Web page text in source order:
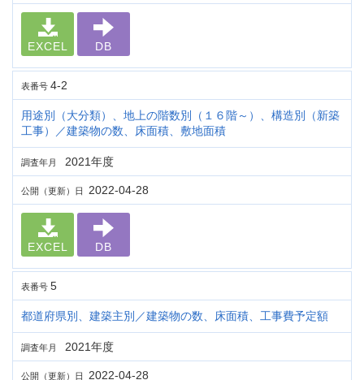
EXCEL DB
表番号 4-2
用途別（大分類）、地上の階数別（１６階～）、構造別（新築
工事）／建築物の数、床面積、敷地面積
調査年月 2021年度
公開（更新）日 2022-04-28
EXCEL DB
表番号 5
都道府県別、建築主別／建築物の数、床面積、工事費予定額
調査年月 2021年度
公開（更新）日 2022-04-28